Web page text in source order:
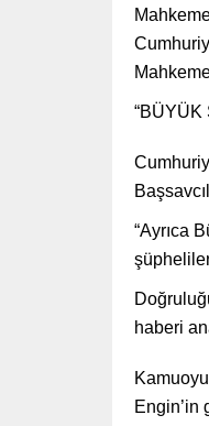
“BÜYÜK
“Ayrıca
haberi
Engin’in